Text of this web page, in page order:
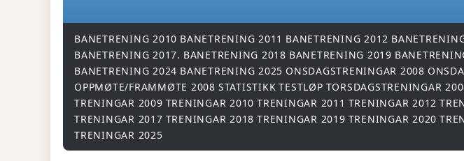
BANETRENING 2010 BANETRENING 2011 BANETRENING 2012
BANETRENING 2017. BANETRENING 2018 BANETRENING 2019
BANETRENING 2024 BANETRENING 2025 ONSDAGSTRENINGAR 2008
OPPMØTE/FRAMMØTE 2008 STATISTIKK TESTLØP TORSDAGSTRENINGAR
TRENINGAR 2009 TRENINGAR 2010 TRENINGAR 2011 TRENINGAR 2012
TRENINGAR 2017 TRENINGAR 2018 TRENINGAR 2019 TRENINGAR 2020
TRENINGAR 2025